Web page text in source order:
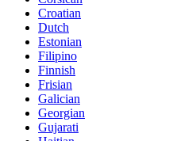
Croatian
Dutch
Estonian
Filipino
Finnish
Frisian
Galician
Georgian
Gujarati